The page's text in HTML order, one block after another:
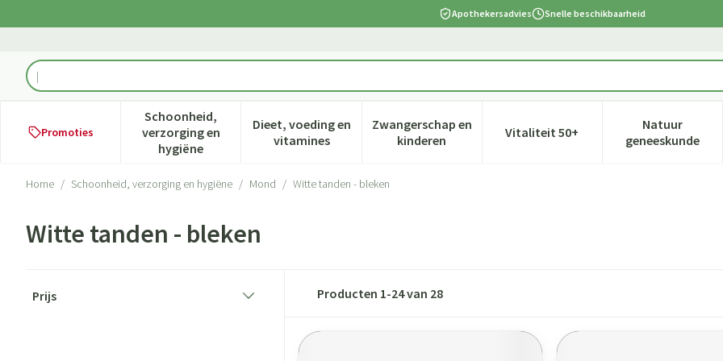
Apothekersadvies Snelle beschikbaarheid
Product, merk, categorie...
Promoties
Schoonheid,
verzorging en
hygiëne
Toon submenu voor Schoonheid, verzorging en hygiëne categorie
Dieet, voeding en
vitaminesToon submenu voor Dieet, voeding en vitamines categorie
Zwangerschap en
kinderenToon submenu voor Zwangerschap en kinderen
Vitaliteit 50+Toon submenu voor Vitaliteit
Natuur
geneeskunde
Toon
Home / Schoonheid, verzorging en hygiëne / Mond / Witte tanden - bleken
Witte tanden - bleken
Prijs
Producten 1-24van 28